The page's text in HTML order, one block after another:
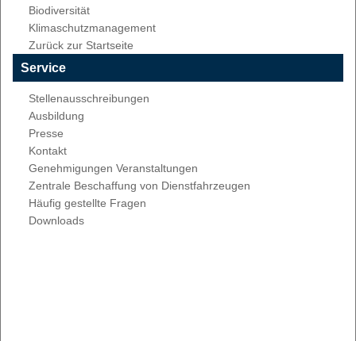
Biodiversität
Klimaschutzmanagement
Zurück zur Startseite
Service
Stellenausschreibungen
Ausbildung
Presse
Kontakt
Genehmigungen Veranstaltungen
Zentrale Beschaffung von Dienstfahrzeugen
Häufig gestellte Fragen
Downloads